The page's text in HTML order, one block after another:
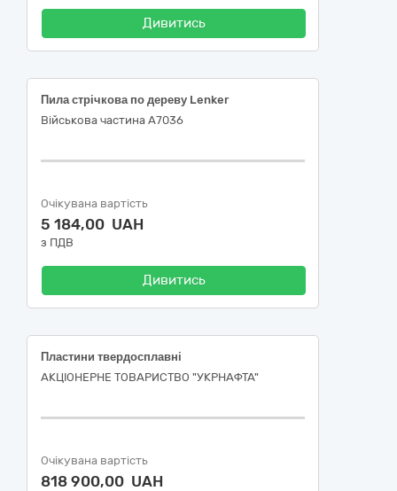
Дивитись
Пила стрічкова по дереву Lenker
Військова частина А7036
Очікувана вартість
5 184,00 UAH
з ПДВ
Дивитись
Пластини твердосплавні
АКЦІОНЕРНЕ ТОВАРИСТВО "УКPНAФТА"
Очікувана вартість
818 900,00 UAH